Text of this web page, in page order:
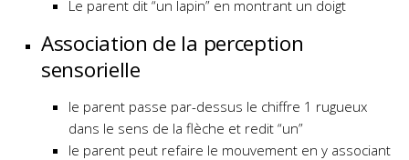
Le parent dit “un lapin” en montrant un doigt
Association de la perception
sensorielle
le parent passe par-dessus le chiffre 1 rugueux
dans le sens de la flèche et redit “un”
le parent peut refaire le mouvement en y associant